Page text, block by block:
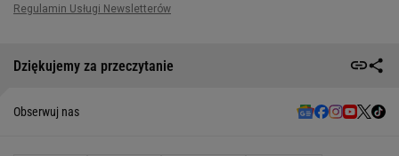
Dziękujemy za przeczytanie
Obserwuj nas